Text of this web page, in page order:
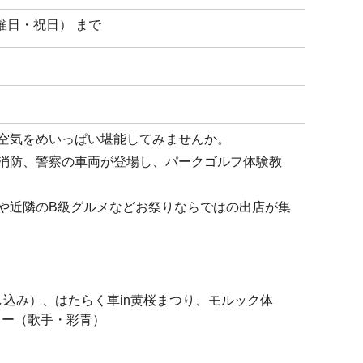
日・祝日） まで
をめいっぱい堪能してみませんか。
防、警察の車両が登場し、パークゴルフ体験教
近隣のB級グルメなどお祭りならではの出店が集
み）、はたらく車in黄桜まつり、モルック体
（歌手・彩青）